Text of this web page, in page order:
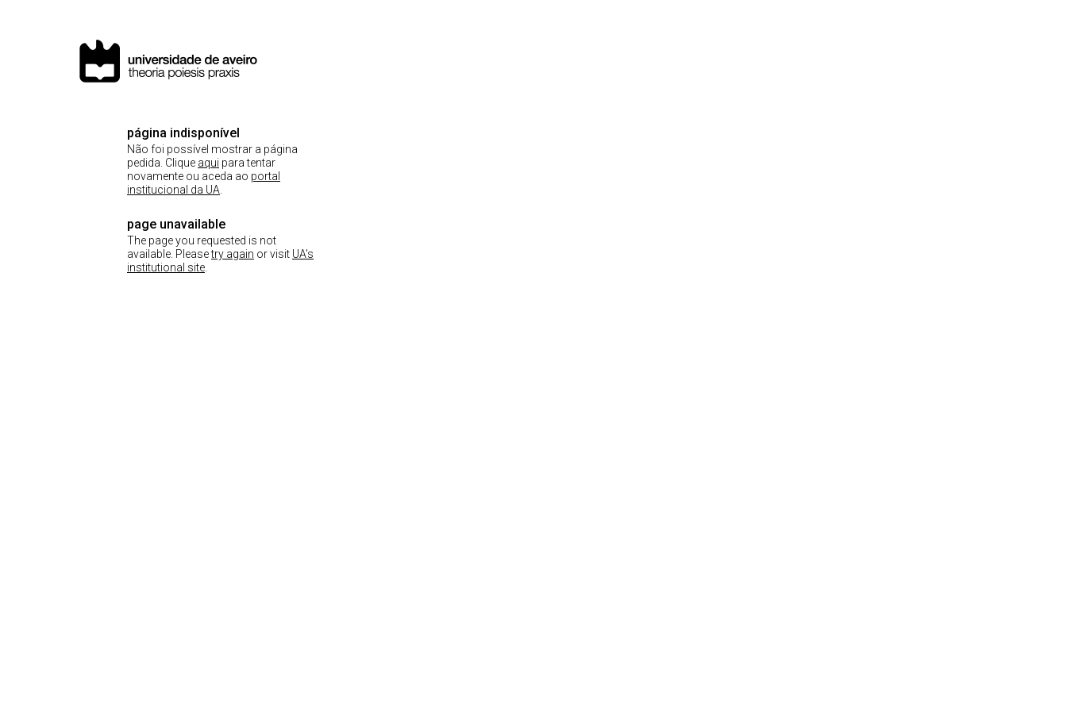
página indisponível
Não foi possível mostrar a página
pedida. Clique aqui para tentar
novamente ou aceda ao portal
institucional da UA
page unavailable
The page you requested is not
available. Pleasetry again or visit UA's
institutional site